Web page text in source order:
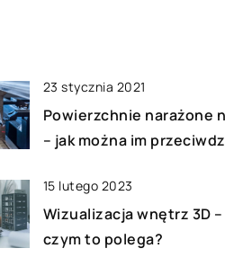
23 stycznia 2021
Powierzchnie narażone
– jak można im
15 lutego 2023
Wizualizacja wnętrz 3D
czym to polega?
Komu
je